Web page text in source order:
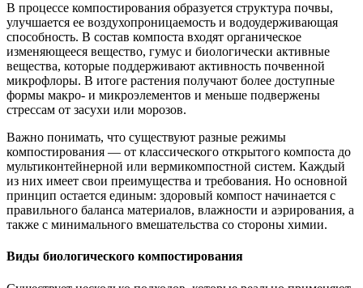
В процессе компостирования образуется структура почвы,
улучшается ее воздухопроницаемость и водоудерживающая
способность. В состав компоста входят органическое
изменяющееся вещество, гумус и биологически активные
вещества, которые поддерживают активность почвенной
микрофлоры. В итоге растения получают более доступные
формы макро- и микроэлементов и меньше подвержены
стрессам от засухи или морозов.
Важно понимать, что существуют разные режимы
компостирования — от классического открытого компоста до
мультиконтейнерной или вермикомпостной систем. Каждый
из них имеет свои преимущества и требования. Но основной
принцип остается единым: здоровый компост начинается с
правильного баланса материалов, влажности и аэрирования, а
также с минимального вмешательства со стороны химии.
Виды биологического компостирования